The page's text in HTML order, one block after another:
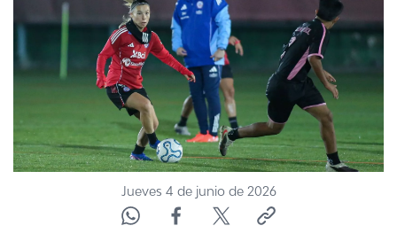
ACTUALIDAD Y TENDENCIAS
CORPORATIVO Y TRANSPARENCIA
CANAL DE DENUNCIAS
ÁREA DE PROYECTOS
Jueves 4 de junio de 2026